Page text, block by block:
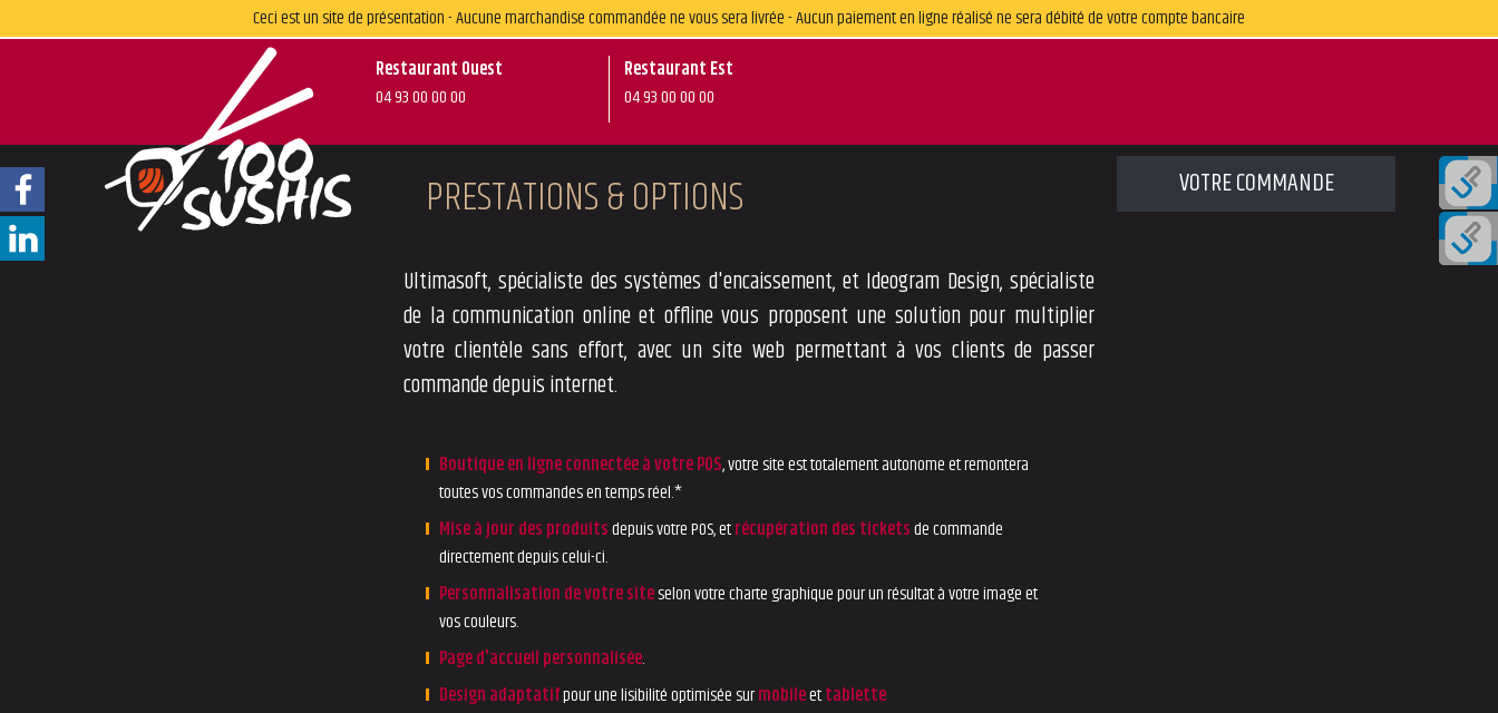
Ceci est un site de présentation - Aucune marchandise commandée ne vous sera livrée - Aucun paiement en ligne réalisé ne sera débité de votre compte bancaire
Restaurant Ouest
04 93 00 00 00
Restaurant Est
04 93 00 00 00
PRESTATIONS & OPTIONS VOTRE COMMANDE
Ultimasoft, spécialiste des systèmes d'encaissement, et Ideogram Design, spécialiste
de la communication online et offline vous proposent une solution pour multiplier
votre clientèle sans effort, avec un site web permettant à vos clients de passer
commande depuis internet.
Boutique en ligne connectée à votre POS, votre site est totalement autonome et remontera
toutes vos commandes en temps réel.*
Mise à jour des produitsdepuis votre POS, etrécupération des ticketsde commande
directement depuis celui-ci.
Personnalisation de votre siteselon votre charte graphique pour un résultat à votre image et
vos couleurs.
Page d'accueil personnalisée.
Design adaptatifpour une lisibilité optimisée surmobileettablette